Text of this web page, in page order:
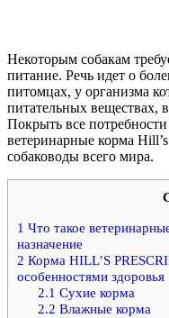
Некоторым собакам
питание. Речь идет о
питомцах, у организма
питательных веществах,
Покрыть все
ветеринарные корма
собаководы всего мира.
1 Что такое
назначение
2 Корма HILL’S
особенностями здоровья
2.1 Сухие корма
2.2 Влажные корма